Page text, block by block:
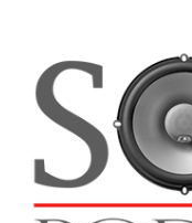
content